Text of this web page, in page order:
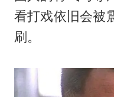
看打戏依旧会被
刷。